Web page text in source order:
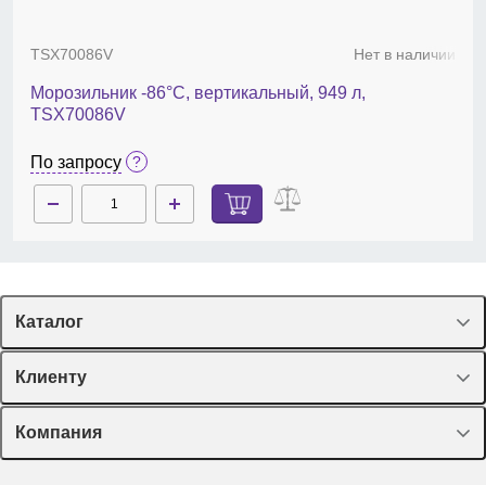
TSX70086V Нет в наличии
Морозильник -86°С, вертикальный, 949 л,
TSX70086V
По запросу
Каталог
Спецпредложения
Оборудование, приборы
Пластик, стекло, принадлежности
Химические реактивы, препараты, наборы
Клиенту
Лекторий Диаэм
Доставка и оплата
Компания